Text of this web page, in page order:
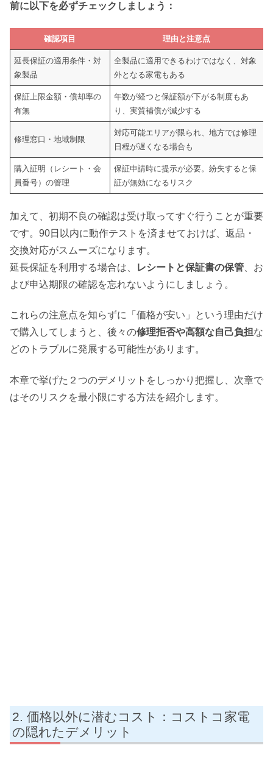
前に以下を必ずチェックしましょう：
確認項目 理由と注意点
延長保証の適用条件・対
象製品
全製品に適用できるわけではなく、対象
外となる家電もある
保証上限金額・償却率の
有無
年数が経つと保証額が下がる制度もあ
り、実質補償が減少する
修理窓口・地域制限
対応可能エリアが限られ、地方では修理
日程が遅くなる場合も
購入証明（レシート・会
員番号）の管理
保証申請時に提示が必要。紛失すると保
証が無効になるリスク
加えて、初期不良の確認は受け取ってすぐ行うことが重要
です。90日以内に動作テストを済ませておけば、返品・
交換対応がスムーズになります。
延長保証を利用する場合は、
レシートと保証書の保管 、お
よび申込期限の確認を忘れないようにしましょう。
これらの注意点を知らずに「価格が安い」という理由だけ
で購入してしまうと、後々の修理拒否や高額な自己負担な
どのトラブルに発展する可能性があります。
本章で挙げた２つのデメリットをしっかり把握し、次章で
はそのリスクを最小限にする方法を紹介します。
価格以外に潜むコスト：コストコ家電
の隠れたデメリット